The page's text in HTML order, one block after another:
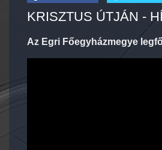
KRISZTUS ÚTJÁN -
Az Egri Főegyházmegye